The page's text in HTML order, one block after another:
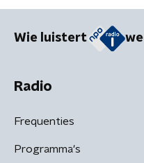
Wie luistert
Radio
Frequenties
Programma's